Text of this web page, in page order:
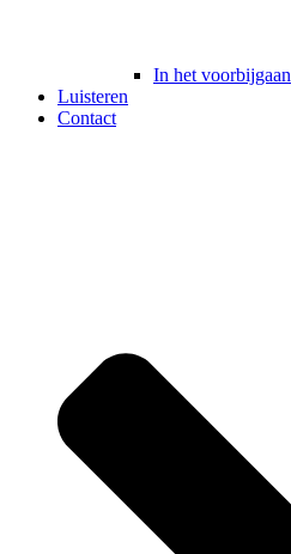
In het voorbijgaan
Luisteren
Contact